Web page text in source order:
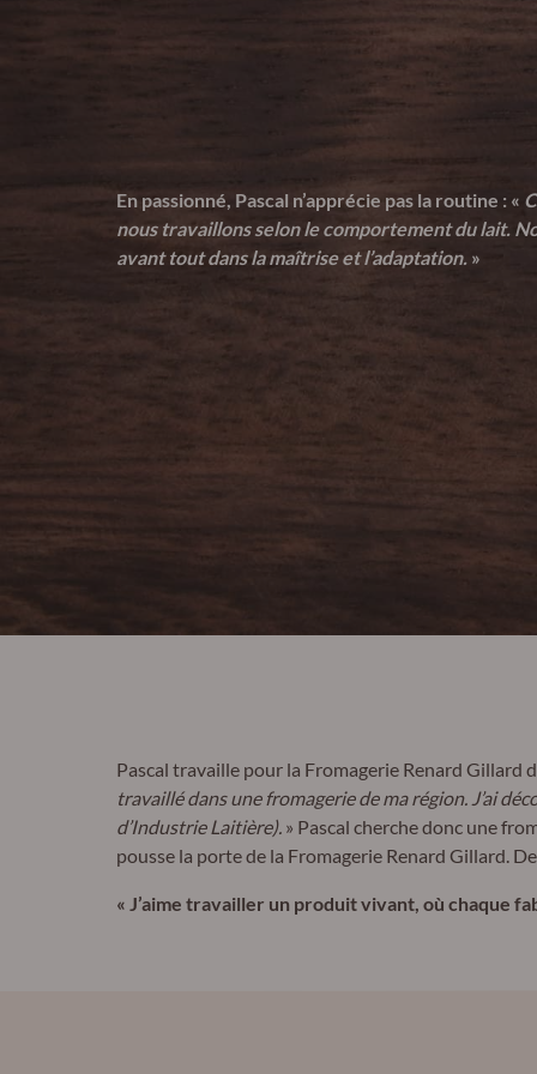
En passionné, Pascal n’apprécie pas la routine : «
nous travaillons selon le comportement du lait.
avant tout dans la maîtrise et l’adaptation. »
Pascal travaille pour la Fromagerie Renard Gillard
travaillé dans une fromagerie de ma région. J’ai
d’Industrie Laitière). » Pascal cherche donc une
pousse la porte de la Fromagerie Renard Gillard.
« J’aime travailler un produit vivant, où chaque